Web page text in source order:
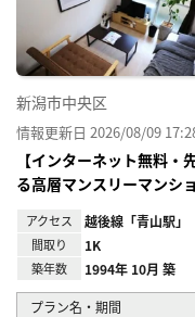
新潟市中央区
情報更新日 2026/08/09
【インターネット無料
る高層マンスリーマンシ
アクセス 越後線「青山駅」
間取り 1K
築年数 1994年 10月 築
プラン名・期間